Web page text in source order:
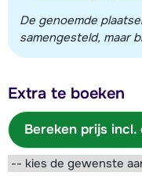
De genoemde
samengesteld, maar
Extra te boeken
Bereken prijs incl.